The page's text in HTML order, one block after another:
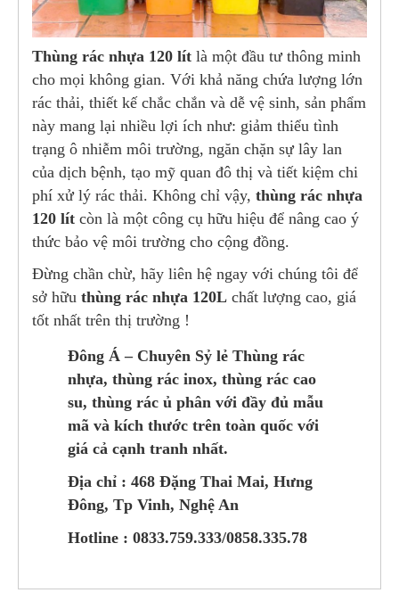
Thùng rác nhựa 120 lít là một đầu tư thông minh
cho mọi không gian. Với khả năng chứa lượng lớn
rác thải, thiết kế chắc chắn và dễ vệ sinh, sản phẩm
này mang lại nhiều lợi ích như: giảm thiểu tình
trạng ô nhiễm môi trường, ngăn chặn sự lây lan
của dịch bệnh, tạo mỹ quan đô thị và tiết kiệm chi
phí xử lý rác thải. Không chỉ vậy, thùng rác nhựa
120 lít còn là một công cụ hữu hiệu để nâng cao ý
thức bảo vệ môi trường cho cộng đồng.
Đừng chần chừ, hãy liên hệ ngay với chúng tôi để
sở hữu thùng rác nhựa 120L chất lượng cao, giá
tốt nhất trên thị trường !
Đông Á – Chuyên Sỷ lẻ Thùng rác
nhựa, thùng rác inox, thùng rác cao
su, thùng rác ủ phân với đầy đủ mẫu
mã và kích thước trên toàn quốc với
giá cả cạnh tranh nhất.
Địa chỉ : 468 Đặng Thai Mai, Hưng
Đông, Tp Vinh, Nghệ An
Hotline : 0833.759.333/0858.335.78